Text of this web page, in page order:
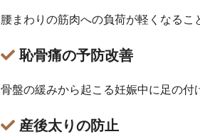
腰まわりの筋肉への負荷が軽くなるこ
恥骨痛の予防改善
骨盤の緩みから起こる妊娠中に足の付
産後太りの防止